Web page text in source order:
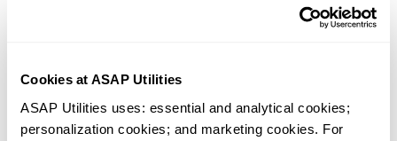
Cookies at ASAP Utilities
ASAP Utilities uses: essential and analytical cookies;
personalization cookies; and marketing cookies. For